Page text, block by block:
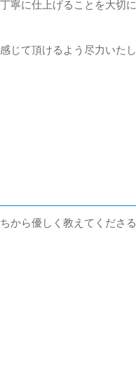
寧に仕上げることを大切
じて頂けるよう尽力いた
から優しく教えてくださ